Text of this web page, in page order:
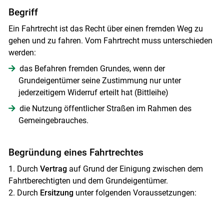
Begriff
Ein Fahrtrecht ist das Recht über einen fremden Weg zu
gehen und zu fahren. Vom Fahrtrecht muss unterschieden
werden:
das Befahren fremden Grundes, wenn der
Grundeigentümer seine Zustimmung nur unter
jederzeitigem Widerruf erteilt hat (Bittleihe)
die Nutzung öffentlicher Straßen im Rahmen des
Gemeingebrauches.
Begründung eines Fahrtrechtes
1. Durch Vertragauf Grund der Einigung zwischen dem
Fahrtberechtigten und dem Grundeigentümer.
2. Durch Ersitzung unter folgenden Voraussetzungen: